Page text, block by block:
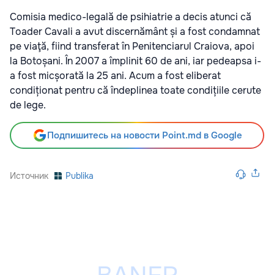
Comisia medico-legală de psihiatrie a decis atunci că
Toader Cavali a avut discernământ și a fost condamnat
pe viaţă, fiind transferat în Penitenciarul Craiova, apoi
la Botoșani. În 2007 a împlinit 60 de ani, iar pedeapsa i-
a fost micșorată la 25 ani. Acum a fost eliberat
condiționat pentru că îndeplinea toate condițiile cerute
de lege.
Подпишитесь на новости Point.md в Google
Источник Publika